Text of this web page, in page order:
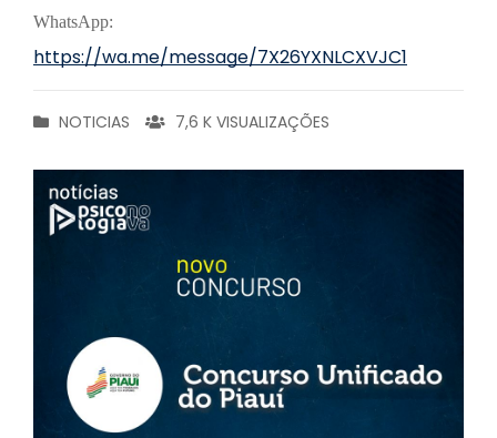
WhatsApp:
https://wa.me/message/7X26YXNLCXVJC1
NOTICIAS 7,6 K VISUALIZAÇÕES